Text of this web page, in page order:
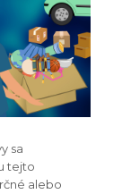
sa
tejto
alebo